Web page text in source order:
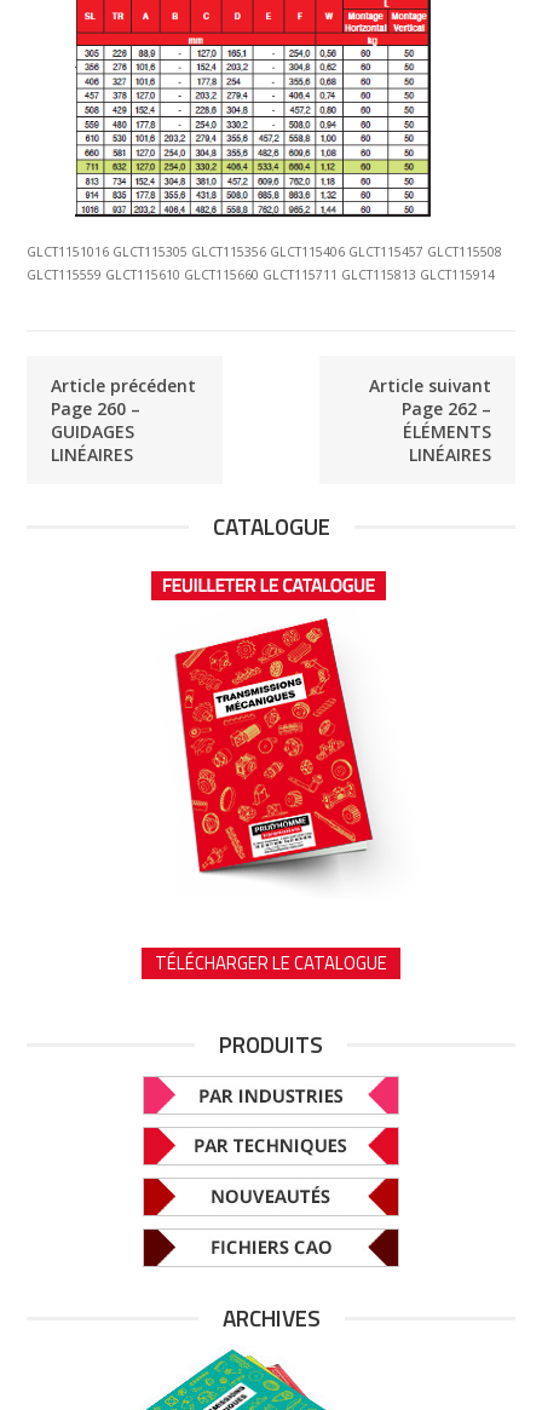
GLCT1151016 GLCT115305 GLCT115356 GLCT115406 GLCT115457 GLCT115508
GLCT115559 GLCT115610 GLCT115660 GLCT115711 GLCT115813 GLCT115914
Article précédent
Page 260 –
GUIDAGES
LINÉAIRES
Article suivant
Page 262 –
ÉLÉMENTS
LINÉAIRES
CATALOGUE
TÉLÉCHARGER LE CATALOGUE
PRODUITS
ARCHIVES